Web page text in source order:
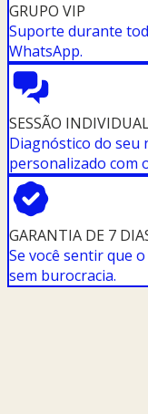
GRUPO VIP
Suporte durante
WhatsApp.
SESSÃO
Diagnóstico do seu
personalizado com
GARANTIA DE 7
Se você sentir que
sem burocracia.